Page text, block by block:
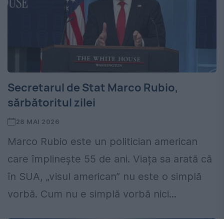
Secretarul de Stat Marco Rubio,
sărbătoritul zilei
28 MAI 2026
Marco Rubio este un politician american
care împlinește 55 de ani. Viața sa arată că
în SUA, „visul american” nu este o simplă
vorbă. Cum nu e simplă vorbă nici...